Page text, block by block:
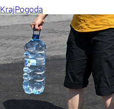
KrajPogoda